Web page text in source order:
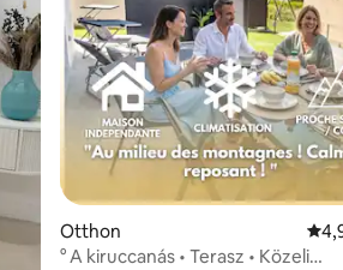
Otthon
° A kiruccanás • Terasz • Közeli